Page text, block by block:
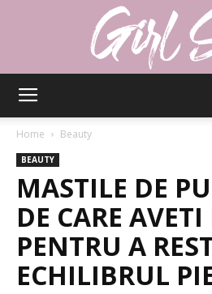
Home Beauty
BEAUTY
MASTILE DE
DE CARE
PENTRU A
ECHILIBRUL